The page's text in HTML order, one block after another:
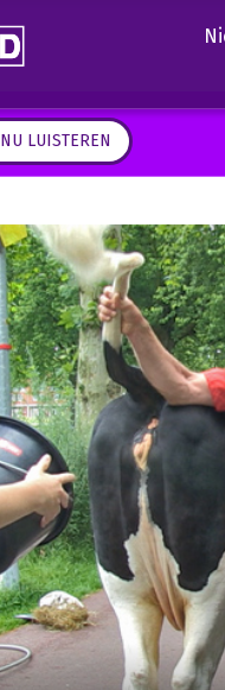
NU LUISTEREN